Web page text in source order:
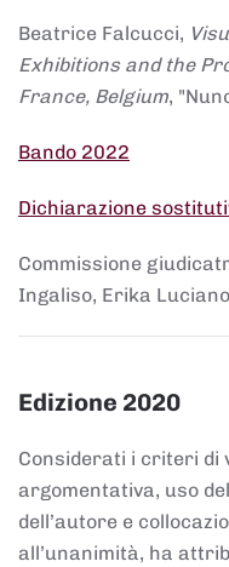
Beatrice Falcucci,
Exhibitions and the
France, Belgium,
Bando 2022
Dichiarazione
Commissione
Ingaliso, Erika
Edizione 2020
Considerati i criteri
argomentativa, uso
dell’autore e
all’unanimità, ha